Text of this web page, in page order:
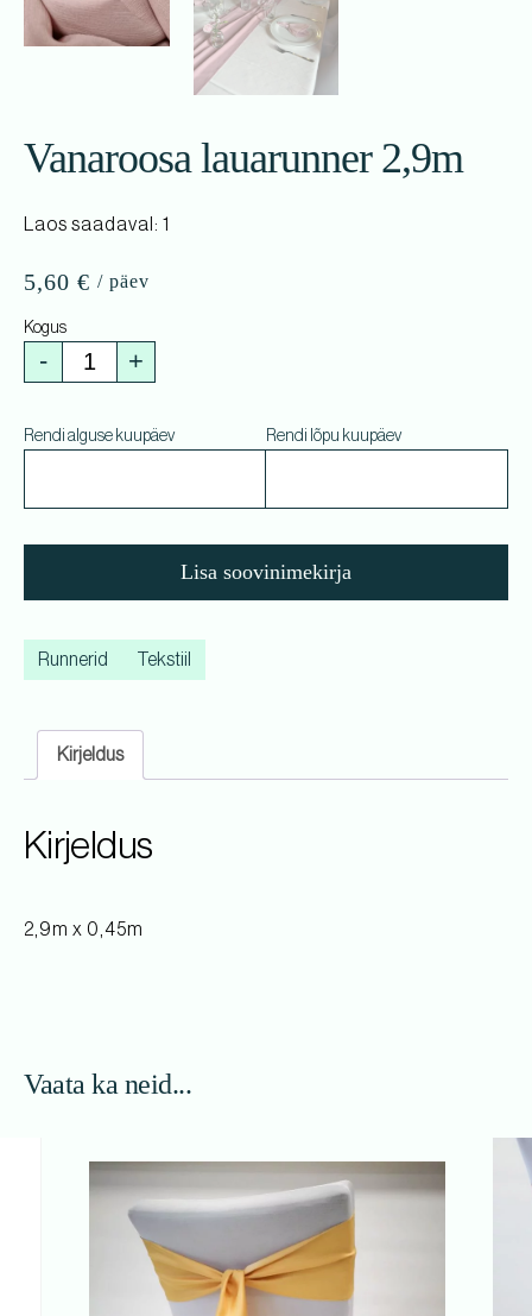
Vanaroosa lauarunner 2,9m
Laos saadaval: 1
5,60 €
- +
Rendi alguse kuupäev Rendi lõpu kuupäev
Lisa soovinimekirja
Runnerid Tekstiil
Kirjeldus
Kirjeldus
2,9m x 0,45m
Vaata ka neid...